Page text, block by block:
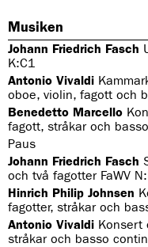
Musiken
Johann Friedrich Fasch
K:C1
Antonio Vivaldi
oboe, violin, fagott och
Benedetto Marcello
fagott, stråkar och
Paus
Johann Friedrich Fasch
och två fagotter FaWV
Hinrich Philip Johnsen
fagotter, stråkar och
Antonio Vivaldi Konsert
stråkar och basso